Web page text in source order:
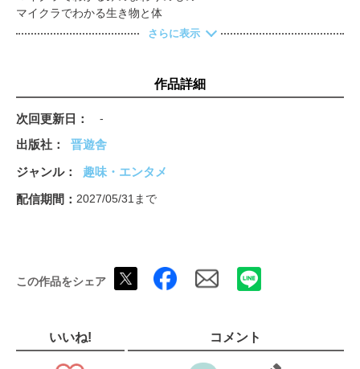
マイクラでわかる生き物と体
マイクラでわかるあつさとさむさ
さらに表示
作品詳細
次回更新日 -
出版社
晋遊舎
ジャンル
趣味・エンタメ
配信期間
2027/05/31まで
この作品をシェア
いいね! コメント